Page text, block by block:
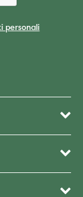
personali